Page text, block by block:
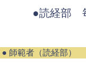
●読経部
● 師範者（読経部）